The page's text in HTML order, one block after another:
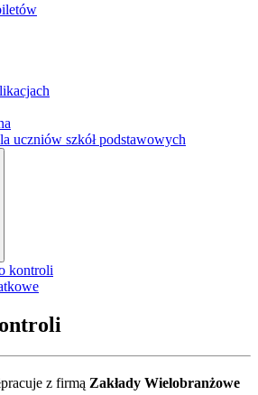
uczniów szkół podstawowych
kontroli
z firmą Zakłady Wielobranżowe